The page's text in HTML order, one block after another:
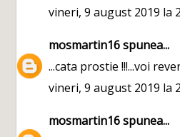
vineri, 9 august 2019 la
mosmartin16spunea...
...cata prostie !!!...voi
vineri, 9 august 2019 la
mosmartin16spunea...